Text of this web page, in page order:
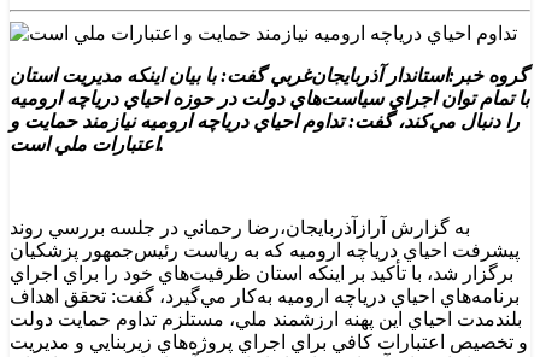
گروه خبر:استاندار آذربايجان‌غربي گفت: با بيان اينکه مديريت استان
با تمام توان اجراي سياست‌هاي دولت در حوزه احياي درياچه اروميه
را دنبال مي‌کند، گفت: تداوم احياي درياچه اروميه نيازمند حمايت و
اعتبارات ملي است.
به گزارش آرازآذربايجان،رضا رحماني در جلسه بررسي روند
پيشرفت احياي درياچه اروميه که به رياست رئيس‌جمهور پزشکيان
برگزار شد، با تأکيد بر اينکه استان ظرفيت‌هاي خود را براي اجراي
برنامه‌هاي احياي درياچه اروميه به‌کار مي‌گيرد، گفت: تحقق اهداف
بلندمدت احياي اين پهنه ارزشمند ملي، مستلزم تداوم حمايت دولت
و تخصيص اعتبارات کافي براي اجراي پروژه‌هاي زيربنايي و مديريت